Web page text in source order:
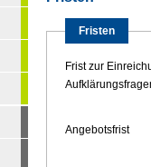
Fristen
Frist zur
Angebotsfrist